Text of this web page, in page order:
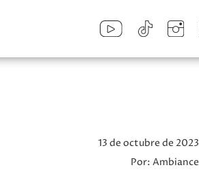
13 de octubre de 2023
Por: Ambiance